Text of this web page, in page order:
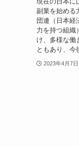
副業を始める
団連（日本経
力を持つ組織
け、多様な働
ともあり、今
2023年4月7日